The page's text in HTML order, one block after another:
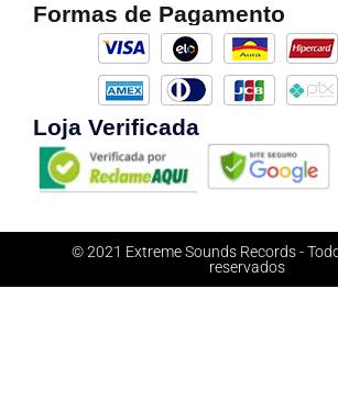
Formas de Pagamento
Loja Verificada
© 2021 Extreme Sounds Records -
reservados